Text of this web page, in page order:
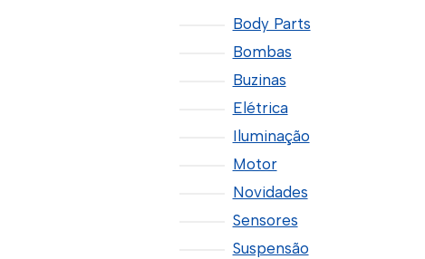
Body Parts
Bombas
Buzinas
Elétrica
Iluminação
Motor
Novidades
Sensores
Suspensão